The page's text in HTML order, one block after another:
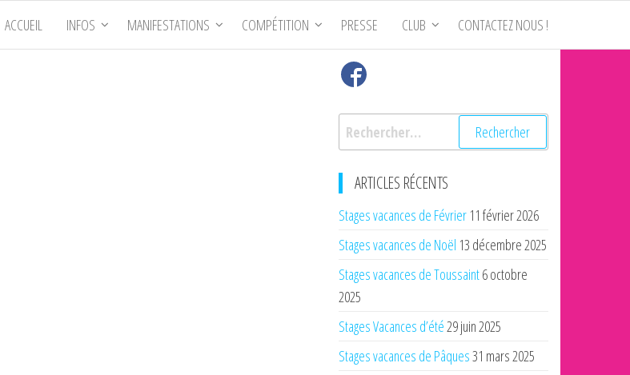
ACCUEIL INFOS MANIFESTATIONS COMPÉTITION PRESSE CLUB CONTACTEZ NOUS !
Rechercher :
ARTICLES RÉCENTS
Stages vacances de Février 11 février 2026
Stages vacances de Noël 13 décembre 2025
Stages vacances de Toussaint6 octobre
2025
Stages Vacances d’été29 juin 2025
Stages vacances de Pâques31 mars 2025